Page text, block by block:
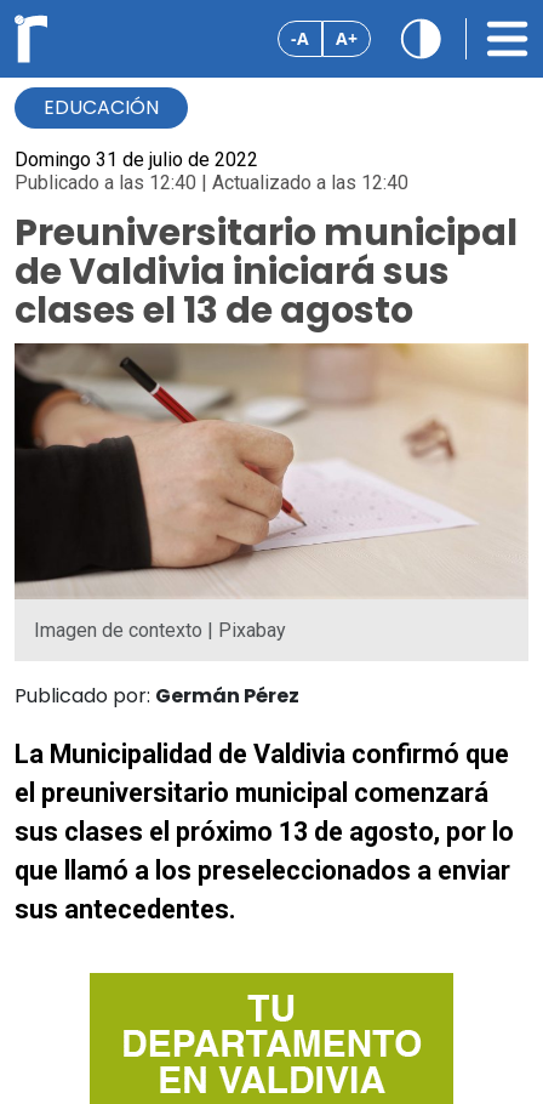
-A A+
EDUCACIÓN
Domingo 31 de julio de 2022
Publicado a las 12:40 | Actualizado a las 12:40
Preuniversitario municipal
de Valdivia iniciará sus
clases el 13 de agosto
Imagen de contexto | Pixabay
Publicado por: Germán Pérez
La Municipalidad de Valdivia confirmó que
el preuniversitario municipal comenzará
sus clases el próximo 13 de agosto, por lo
que llamó a los preseleccionados a enviar
sus antecedentes.